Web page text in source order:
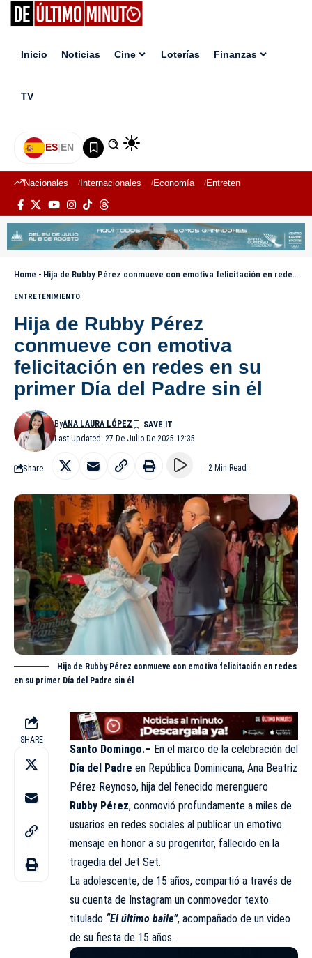
Inicio Noticias Cine Loterías Finanzas
TV
ES|EN
Nacionales Internacionales Economía Entretenimiento
Home - Hija de Rubby Pérez conmueve con emotiva felicitación en redes en su primer Día del Padre sin él
ENTRETENIMIENTO
Hija de Rubby Pérez
conmueve con emotiva
felicitación en redes en su
primer Día del Padre sin él
Last Updated: 27 De Julio De 2025 12:35
ByANA LAURA LÓPEZ
Share 2 Min Read
Hija de Rubby Pérez conmueve con emotiva felicitación en redes
en su primer Día del Padre sin él
SHARE
Santo Domingo.– En el marco de la celebración del
Día del Padre en República Dominicana, Ana Beatriz
Pérez Reynoso, hija del fenecido merenguero
Rubby Pérez, conmovió profundamente a miles de
usuarios en redes sociales al publicar un emotivo
mensaje en honor a su progenitor, fallecido en la
tragedia del Jet Set.
La adolescente, de 15 años, compartió a través de
su cuenta de Instagram un conmovedor texto
titulado “El último baile”, acompañado de un video
de su fiesta de 15 años.